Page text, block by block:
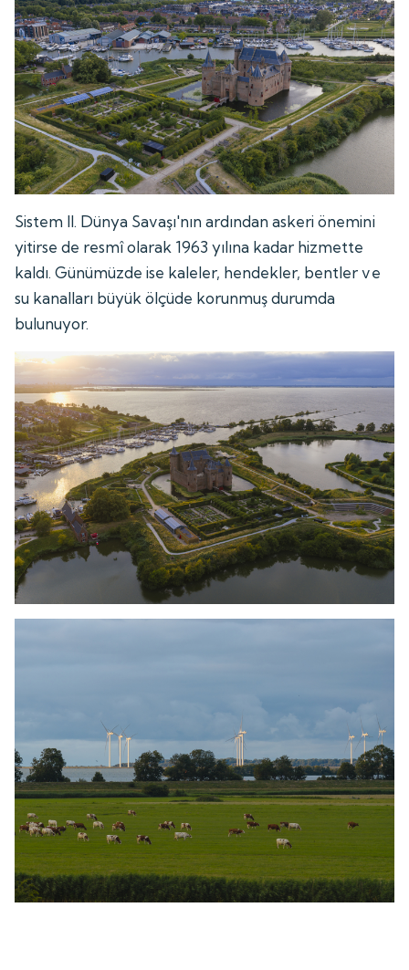
Sistem II. Dünya Savaşı'nın ardından askeri önemini
yitirse de resmî olarak 1963 yılına kadar hizmette
kaldı. Günümüzde ise kaleler, hendekler, bentler ve
su kanalları büyük ölçüde korunmuş durumda
bulunuyor.